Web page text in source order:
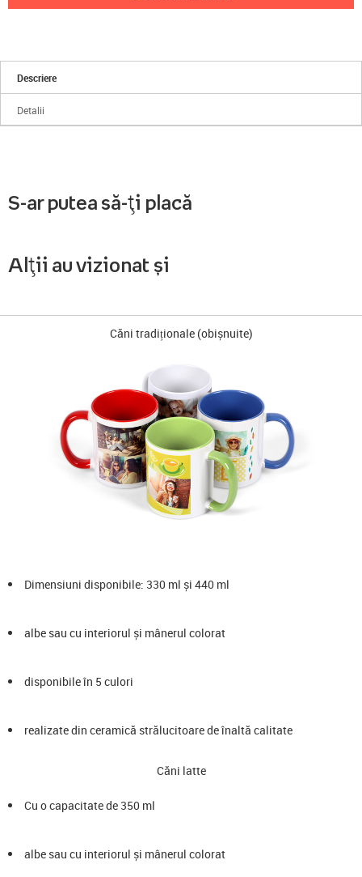
Descriere
Detalii
S-ar putea să-ți placă
Alții au vizionat și
Căni tradiționale (obișnuite)
Dimensiuni disponibile: 330 ml și 440 ml
albe sau cu interiorul și mânerul colorat
disponibile în 5 culori
realizate din ceramică strălucitoare de înaltă calitate
Căni latte
Cu o capacitate de 350 ml
albe sau cu interiorul și mânerul colorat